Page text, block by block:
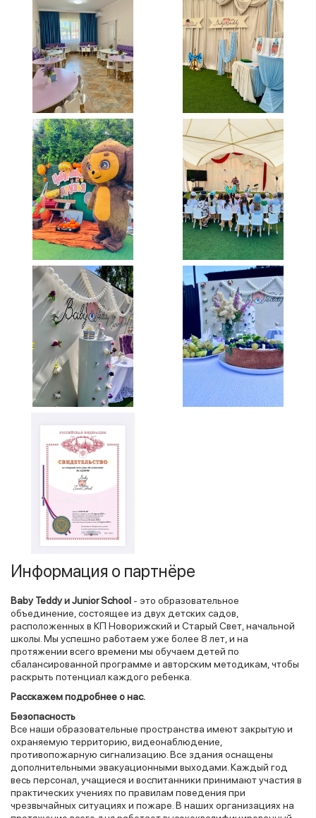
Информация о партнёре
Baby Teddy и Junior School - это образовательное
объединение, состоящее из двух детских садов,
расположенных в КП Новорижский и Старый Свет, начальной
школы. Мы успешно работаем уже более 8 лет, и на
протяжении всего времени мы обучаем детей по
сбалансированной программе и авторским методикам, чтобы
раскрыть потенциал каждого ребенка.
Расскажем подробнее о нас.
Безопасность
Все наши образовательные пространства имеют закрытую и
охраняемую территорию, видеонаблюдение,
противопожарную сигнализацию. Все здания оснащены
дополнительными эвакуационными выходами. Каждый год
весь персонал, учащиеся и воспитанники принимают участия в
практических учениях по правилам поведения при
чрезвычайных ситуациях и пожаре. В наших организациях на